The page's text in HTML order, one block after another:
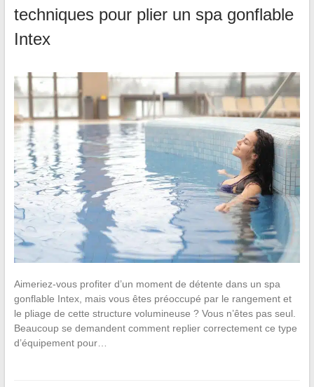
techniques pour plier un spa gonflable
Intex
Aimeriez-vous profiter d’un moment de détente dans un spa
gonflable Intex, mais vous êtes préoccupé par le rangement et
le pliage de cette structure volumineuse ? Vous n’êtes pas seul.
Beaucoup se demandent comment replier correctement ce type
d’équipement pour…